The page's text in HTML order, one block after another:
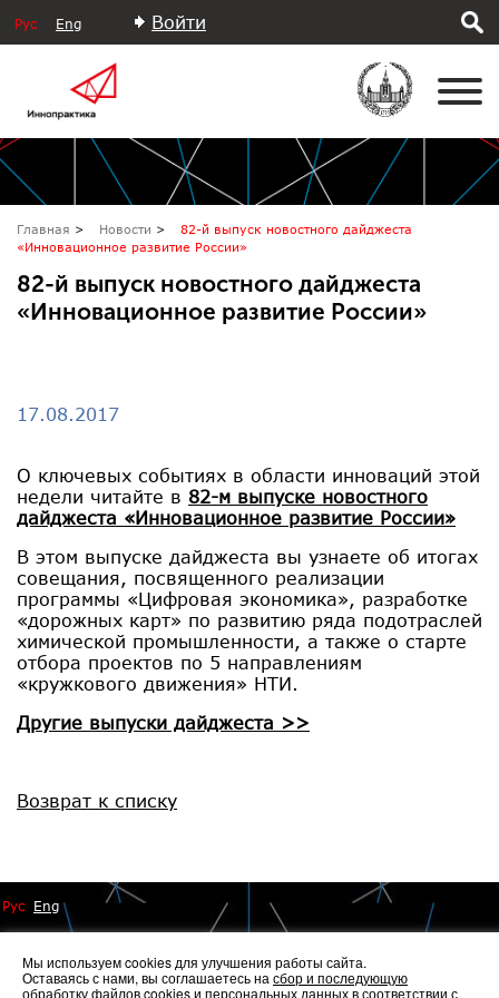
Рус Eng Войти
Главная Новости
82-й выпуск новостного дайджеста
«Инновационное развитие России»
82-й выпуск новостного дайджеста
«Инновационное развитие России»
17.08.2017
О ключевых событиях в области инноваций этой
недели читайте в 82-м выпуске новостного
дайджеста «Инновационное развитие России»
В этом выпуске дайджеста вы узнаете об итогах
совещания, посвященного реализации
программы «Цифровая экономика», разработке
«дорожных карт» по развитию ряда подотраслей
химической промышленности, а также о старте
отбора проектов по 5 направлениям
«кружкового движения» НТИ.
Другие выпуски дайджеста >>
Возврат к списку
Рус Eng
Мы используем cookies для улучшения работы сайта.
Оставаясь с нами, вы соглашаетесь на сбор и последующую
обработку файлов cookiesи персональных данных в соответствии с